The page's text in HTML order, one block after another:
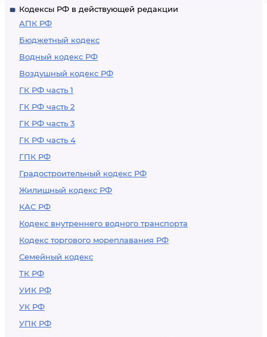
Кодексы РФ в действующей редакции
АПК РФ
Бюджетный кодекс
Водный кодекс РФ
Воздушный кодекс РФ
ГК РФ часть 1
ГК РФ часть 2
ГК РФ часть 3
ГК РФ часть 4
ГПК РФ
Градостроительный кодекс РФ
Жилищный кодекс РФ
КАС РФ
Кодекс внутреннего водного транспорта
Кодекс торгового мореплавания РФ
Семейный кодекс
ТК РФ
УИК РФ
УК РФ
УПК РФ
разведки и добычи
полезных
ископаемых
гидротехнических
морских и речных
портов